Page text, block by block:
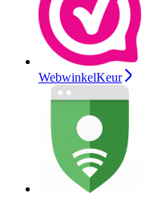
WebwinkelKeur